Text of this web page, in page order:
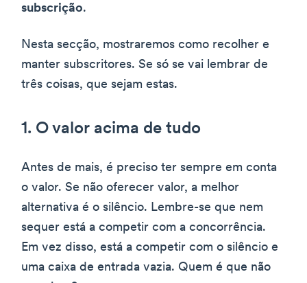
subscrição.
Nesta secção, mostraremos como recolher e
manter subscritores. Se só se vai lembrar de
três coisas, que sejam estas.
1. O valor acima de tudo
Antes de mais, é preciso ter sempre em conta
o valor. Se não oferecer valor, a melhor
alternativa é o silêncio. Lembre-se que nem
sequer está a competir com a concorrência.
Em vez disso, está a competir com o silêncio e
uma caixa de entrada vazia. Quem é que não